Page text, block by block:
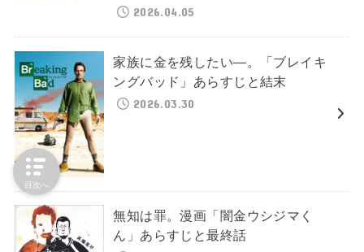
2026.04.05
家族に金を残したい―。「ブレイキ
ングバッド」あらすじと結末
2026.03.30
無知は罪。漫画「闇金ウシジマく
ん」あらすじと最終話
目次へ